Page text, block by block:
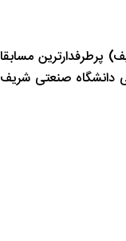
دانشگاه صنعتی